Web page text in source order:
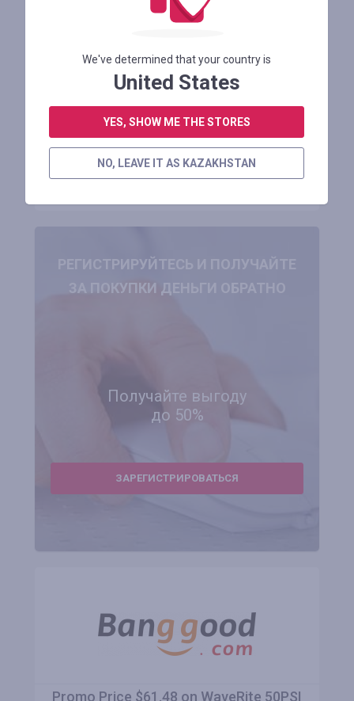
Promo Price $1549.99 on [EU DIRECT]
В МАГАЗИН
РЕГИСТРИРУЙТЕСЬ И ПОЛУЧАЙТЕ
ЗА ПОКУПКИ ДЕНЬГИ ОБРАТНО
Получайте выгоду
до 50%
ЗАРЕГИСТРИРОВАТЬСЯ
Promo Price $61.48 on WaveRite 50PSI
We've determined that your country is
United States
YES, SHOW ME THE STORES
NO, LEAVE IT AS KAZAKHSTAN